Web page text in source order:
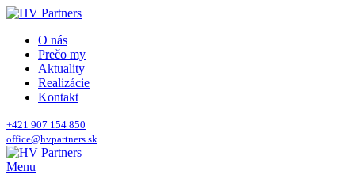
O nás
Prečo my
Aktuality
Realizácie
Kontakt
+421 907 154 850
office@hvpartners.sk
Menu